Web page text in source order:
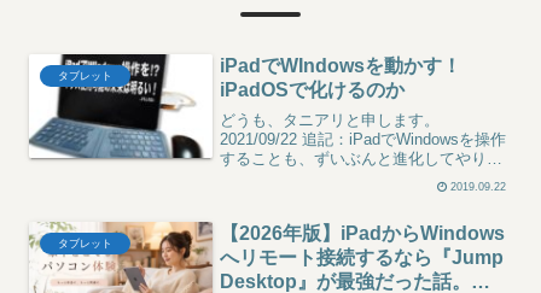
タブレット
iPadでWIndowsを動かす！
iPadOSで化けるのか
どうも、タニアリと申します。
2021/09/22 追記：iPadでWindowsを操作
することも、ずいぶんと進化してやり易
いにiPadはタブレットの道を往く…！
2019.09.22
タブレット
【2026年版】iPadからWindows
へリモート接続するなら『Jump
Desktop』が最強だった話。